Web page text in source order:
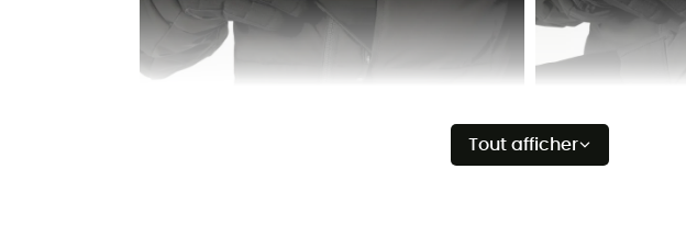
Tout afficher